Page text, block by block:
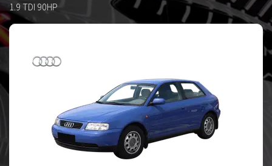
1.9 TDI 90HP